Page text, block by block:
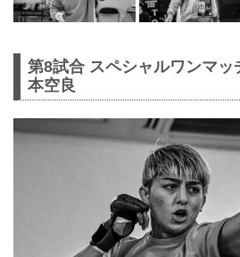
第8試合 スペシャルワンマ
本空良